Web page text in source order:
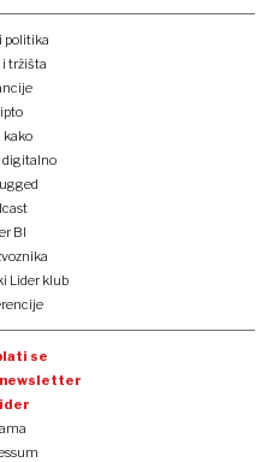
politika
tržišta
kako
digitalno
BI
Lider klub
se
newsletter